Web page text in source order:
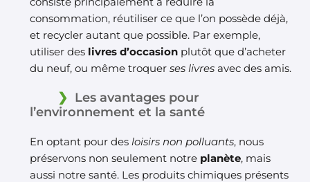
consommation, réutiliser ce que l’on possède déjà,
et recycler autant que possible. Par exemple,
utiliser des livres d’occasion plutôt que d’acheter
du neuf, ou même troquer ses livres avec des amis.
Les avantages pour
l’environnement et la santé
En optant pour des loisirs non polluants, nous
préservons non seulement notre planète, mais
aussi notre santé. Les produits chimiques présents